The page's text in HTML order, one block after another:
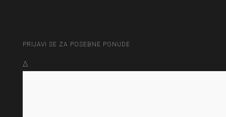
PRIJAVI SE ZA POSEBNE PONUDE
Δ